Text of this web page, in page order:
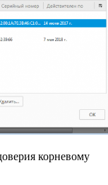
корневому